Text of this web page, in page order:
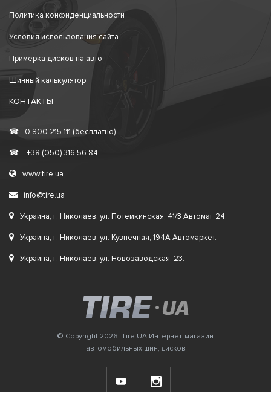
Политика конфиденциальности
Условия использования сайта
Примерка дисков на авто
Шинный калькулятор
КОНТАКТЫ
☎ 0 800 215 111 (бесплатно)
☎ +38 (050) 316 56 84
www.tire.ua
info@tire.ua
Украина, г. Николаев, ул. Потемкинская, 41/3 Автомаг 24.
Украина, г. Николаев, ул. Кузнечная, 194А Автомаркет.
Украина, г. Николаев, ул. Новозаводская, 23.
© Copyright 2026. Tire.UA Интернет-магазин
автомобильных шин, дисков